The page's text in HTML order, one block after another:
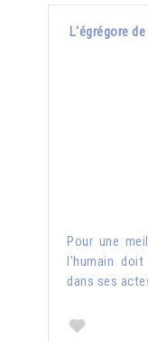
L'égrégore
Pour une
l'humain doit
dans ses